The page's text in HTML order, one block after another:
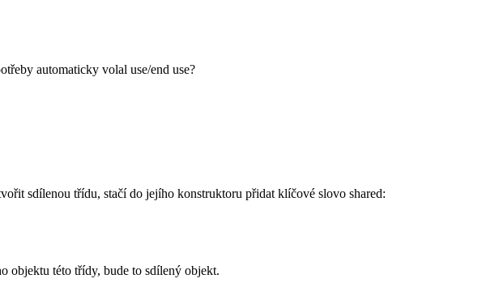
automaticky volal use/end use?
sdílenou třídu, stačí do jejího konstruktoru přidat klíčové slovo shared:
objektu této třídy, bude to sdílený objekt.